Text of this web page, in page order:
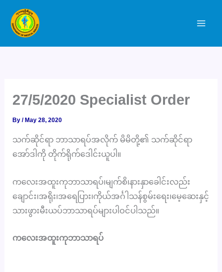
content
27/5/2020 Specialist Order
By/ May 28, 2020
သက်ဆိုင်ရာ ဘာသာရပ်အလိုက် မိမိတို့၏ သက်ဆိုင်ရာ
အော်ဒါကို တိုက်ရိုက်ဒေါင်းယူပါ။
ကလေးအထူးကုဘာသာရပ်၊မျက်စိ၊နားနှာခေါင်းလည်း
ချောင်း၊အရိုး၊အရေပြား၊ကိုယ်အင်္ဂါသန်စွမ်းရေး၊မေ့ဆေးနှင့်
သားဖွားမီးယပ်ဘာသာရပ်များပါဝင်ပါသည်။
ကလေးအထူးကုဘာသာရပ်